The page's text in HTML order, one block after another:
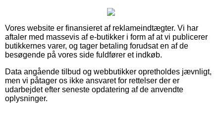
Vores website er finansieret af reklameindtægter. Vi har
aftaler med massevis af e-butikker i form af at vi publicerer
butikkernes varer, og tager betaling forudsat en af de
besøgende på vores side fuldfører et indkøb.
Data angående tilbud og webbutikker opretholdes jævnligt,
men vi påtager os ikke ansvaret for rettelser der er
udarbejdet efter seneste opdatering af de anvendte
oplysninger.